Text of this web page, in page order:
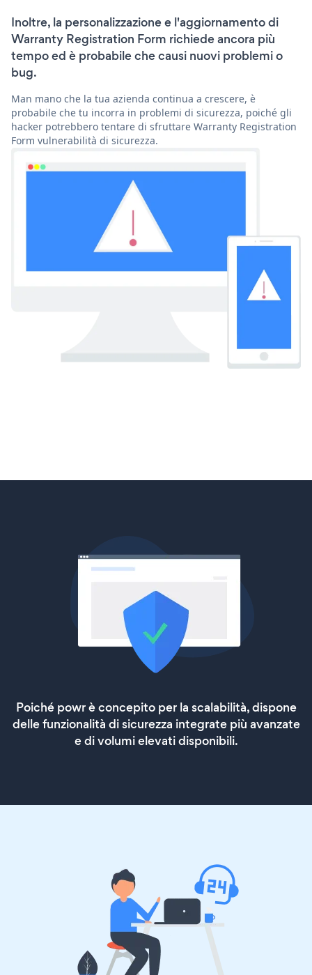
Inoltre, la personalizzazione e l'aggiornamento di
Warranty Registration Form richiede ancora più
tempo ed è probabile che causi nuovi problemi o
bug.
Man mano che la tua azienda continua a crescere, è
probabile che tu incorra in problemi di sicurezza, poiché gli
hacker potrebbero tentare di sfruttare Warranty Registration
Form vulnerabilità di sicurezza.
Poiché powr è concepito per la scalabilità, dispone
delle funzionalità di sicurezza integrate più avanzate
e di volumi elevati disponibili.